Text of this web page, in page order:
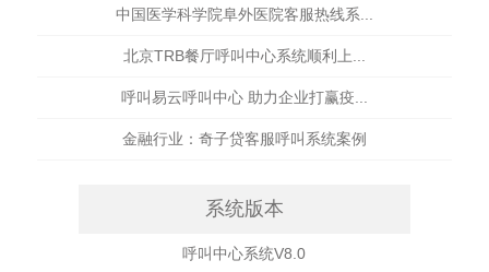
中国医学科学院阜外医院客服热线系...
北京TRB餐厅呼叫中心系统顺利上...
呼叫易云呼叫中心 助力企业打赢疫...
金融行业：奇子贷客服呼叫系统案例
系统版本
呼叫中心系统V8.0